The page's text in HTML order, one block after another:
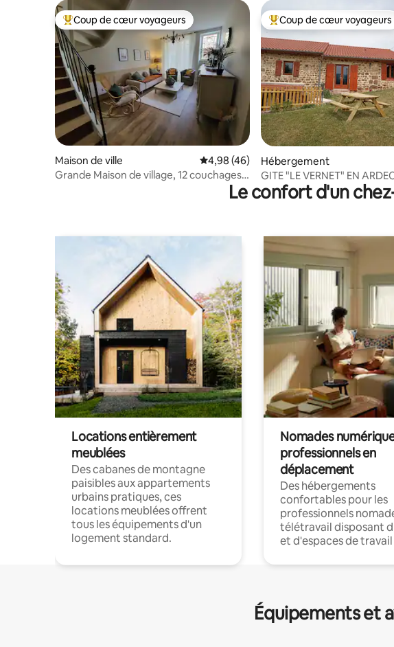
Coups de cœur voyageurs les plus appréciés
Coup de cœur voyageurs
Maison de ville Évaluation moyenne sur la base de 46
4,98 (46)
Grande Maison de village, 12 couchages,
Coups de cœur voyageurs
Coup de cœur voyageurs
Hébergement
GITE "LE VERNET" EN
Le confort d'un
Locations entièrement
meublées
Des cabanes de montagne
paisibles aux appartements
urbains pratiques, ces
locations meublées offrent
tous les équipements d'un
logement standard.
Nomades
professionnels en
déplacement
Des hébergements
confortables pour les
professionnels
télétravail disposant
et d'espaces de
Équipements et